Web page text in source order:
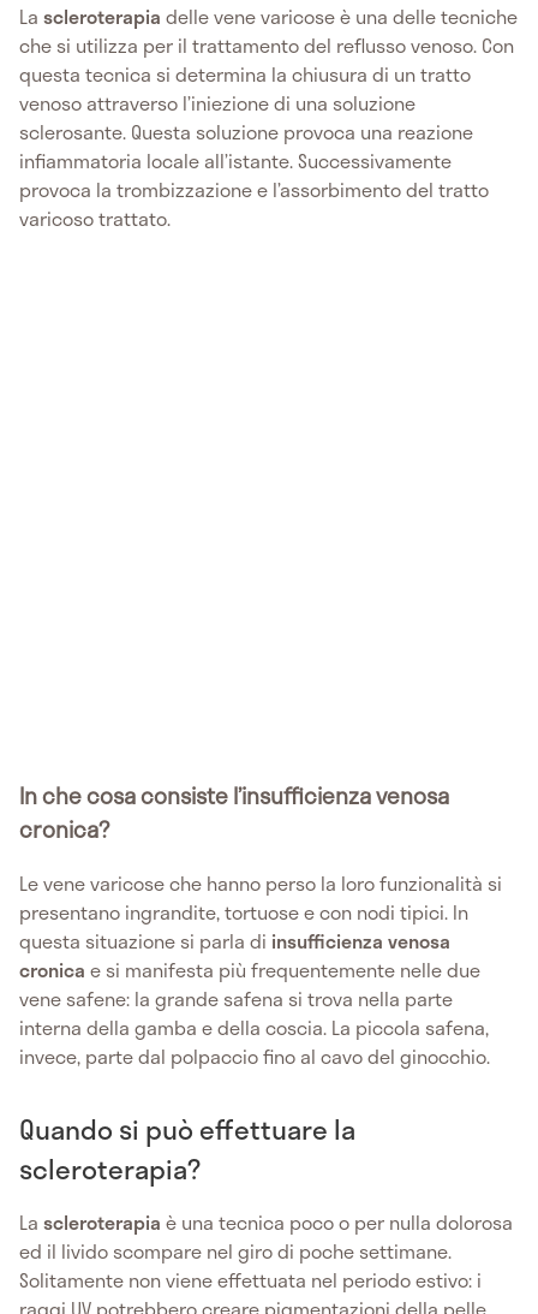
La scleroterapia delle vene varicose è una delle tecniche
che si utilizza per il trattamento del reflusso venoso. Con
questa tecnica si determina la chiusura di un tratto
venoso attraverso l’iniezione di una soluzione
sclerosante. Questa soluzione provoca una reazione
infiammatoria locale all’istante. Successivamente
provoca la trombizzazione e l’assorbimento del tratto
varicoso trattato.
In che cosa consiste l’insufficienza venosa
cronica?
Le vene varicose che hanno perso la loro funzionalità si
presentano ingrandite, tortuose e con nodi tipici. In
questa situazione si parla di insufficienza venosa
cronica e si manifesta più frequentemente nelle due
vene safene: la grande safena si trova nella parte
interna della gamba e della coscia. La piccola safena,
invece, parte dal polpaccio fino al cavo del ginocchio.
Quando si può effettuare la
scleroterapia?
La scleroterapia è una tecnica poco o per nulla dolorosa
ed il livido scompare nel giro di poche settimane.
Solitamente non viene effettuata nel periodo estivo: i